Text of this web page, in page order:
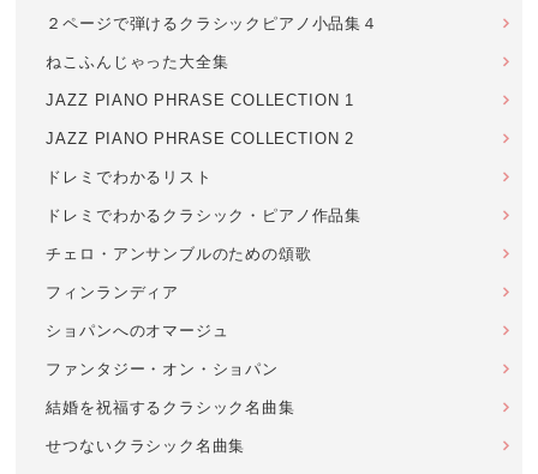
２ページで弾けるクラシックピアノ小品集４
ねこふんじゃった大全集
JAZZ PIANO PHRASE COLLECTION 1
JAZZ PIANO PHRASE COLLECTION 2
ドレミでわかるリスト
ドレミでわかるクラシック・ピアノ作品集
チェロ・アンサンブルのための頌歌
フィンランディア
ショパンへのオマージュ
ファンタジー・オン・ショパン
結婚を祝福するクラシック名曲集
せつないクラシック名曲集